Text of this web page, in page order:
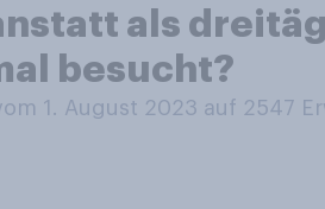
als
besucht?
1. August 2023 auf 2547